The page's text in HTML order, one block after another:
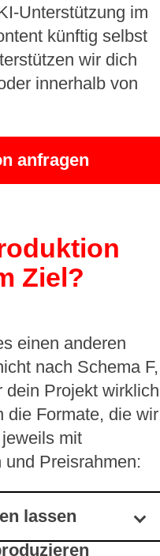
Unterstützung im
künftig selbst
wir dich
innerhalb von
anfragen
Ziel?
einen anderen
nach Schema F,
dein Projekt wirklich
die Formate, die wir
mit
Preisrahmen:
lassen